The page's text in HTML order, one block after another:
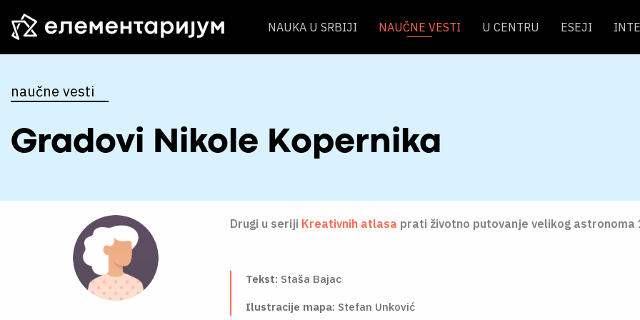
NAUKA U SRBIJI NAUČNE VESTI U CENTRU ESEJI
naučne vesti
Gradovi Nikole Kopernika
Drugi u seriji Kreativnih atlasa prati životno putovanje velikog astronoma
Tekst: Staša Bajac
Ilustracije mapa: Stefan Unković